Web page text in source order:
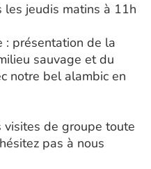
jeudis matins à 11h
: présentation de la
sauvage et du
notre bel alambic en
visites de groupe toute
pas à nous